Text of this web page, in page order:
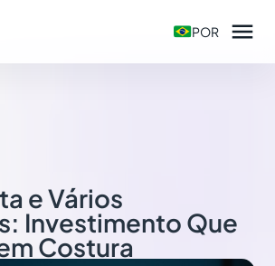
POR 
e Vários
Investimento Que
Costura